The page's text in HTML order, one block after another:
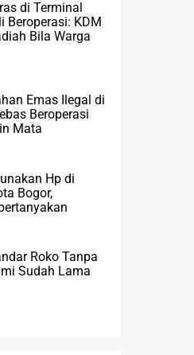
di Terminal
KDM
Bila Warga
Emas Ilegal di
Beroperasi
Mata
Hp di
Bogor,
Roko Tanpa
Sudah Lama